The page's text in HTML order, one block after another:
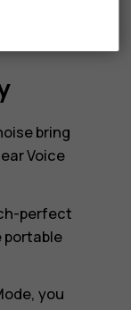
bring
Voice
perfect
portable
you